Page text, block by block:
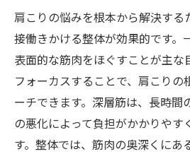
肩こりの悩みを根本から解決する
接働きかける整体が効果的です。
表面的な筋肉をほぐすことが主な
フォーカスすることで、肩こりの
ーチできます。深層筋は、長時間
の悪化によって負担がかかりやす
す。整体では、筋肉の奥深くにあ